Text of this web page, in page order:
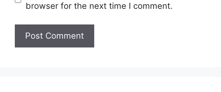
browser for the next time I comment.